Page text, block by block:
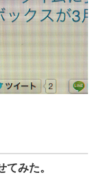
みた。